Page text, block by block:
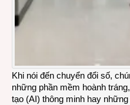
Khi nói đến chuyển đổi số,
những phần mềm hoành
tạo (AI) thông minh hay